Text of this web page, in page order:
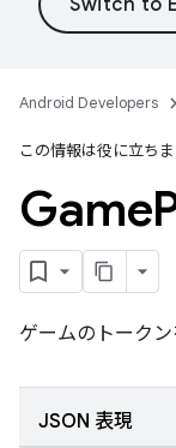
Android Developers
この情報は役に立ち
Game
ゲームのトークン
JSON 表現